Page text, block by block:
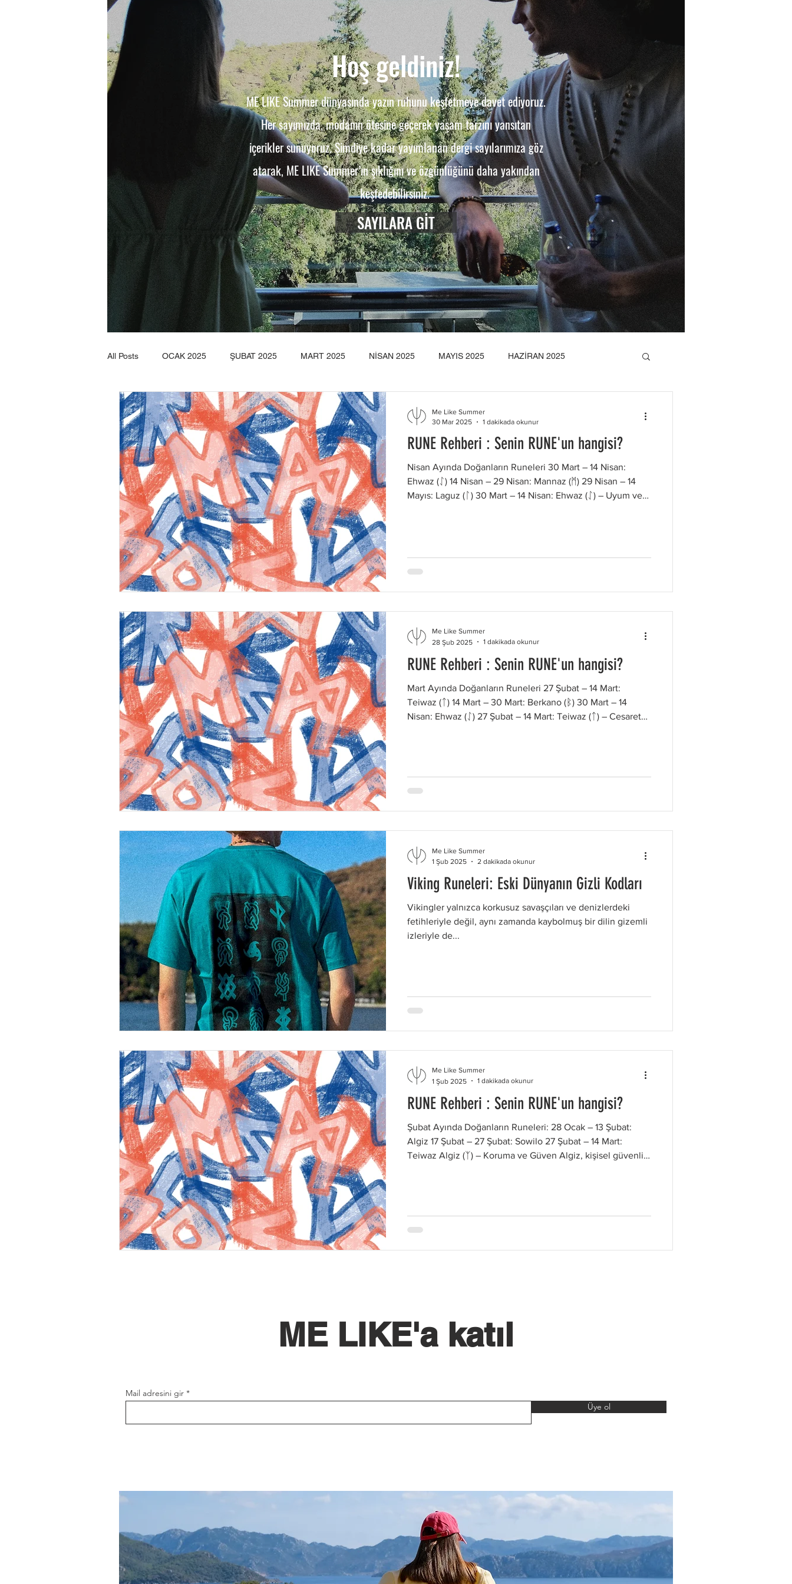
Hoş geldiniz!
ME LIKE Summer dünyasında yazın ruhunu keşfetmeye davet ediyoruz.
Her sayımızda, modanın ötesine geçerek yaşam tarzını yansıtan
içerikler sunuyoruz. Şimdiye kadar yayımlanan dergi sayılarımıza göz
atarak, ME LIKE Summer’ın şıklığını ve özgünlüğünü daha yakından
keşfedebilirsiniz.
SAYILARA GİT
All Posts OCAK 2025 ŞUBAT 2025 MART 2025 NİSAN 2025 MAYIS 2025 HAZİRAN 2025
TEMMUZ 2025 AĞUSTOS 2025 EYLÜL 2025 EKİM 2025
OCAK 2026 ŞUBAT 2026 MART 2026 RUNE Rehberi : Senin RUNE'un hangisi?
Nisan Ayında Doğanların Runeleri 30 Mart – 14 Nisan:
Ehwaz (ᛇ) 14 Nisan – 29 Nisan: Mannaz (ᛗ) 29 Nisan – 14
Mayıs: Laguz (ᛚ) 30 Mart – 14 Nisan: Ehwaz (ᛇ) – Uyum ve
Me Like Summer
30 Mar 2025
1 dakikada okunur
RUNE Rehberi : Senin RUNE'un hangisi?
Mart Ayında Doğanların Runeleri 27 Şubat – 14 Mart:
Teiwaz (ᛏ) 14 Mart – 30 Mart: Berkano (ᛒ) 30 Mart – 14
Nisan: Ehwaz (ᛇ) 27 Şubat – 14 Mart: Teiwaz (ᛏ) – Cesaret
yeniden doğuş ve büyümeyi temsil eder. Bu rune, değişim
Me Like Summer
28 Şub 2025
1 dakikada okunur
Viking Runeleri: Eski Dünyanın Gizli Kodları
Vikingler yalnızca korkusuz savaşçıları ve denizlerdeki
fetihleriyle değil, aynı zamanda kaybolmuş bir dilin gizemli
izleriyle de...
Me Like Summer
1 Şub 2025
2 dakikada okunur
RUNE Rehberi : Senin RUNE'un hangisi?
Şubat Ayında Doğanların Runeleri: 28 Ocak – 13 Şubat:
Algiz 17 Şubat – 27 Şubat: Sowilo 27 Şubat – 14 Mart:
Teiwaz Algiz (ᛉ) – Koruma ve Güven Algiz, kişisel güvenliği
doğumlular, bu rune ile içsel güçlerini keşfeder ve
Me Like Summer
1 Şub 2025
1 dakikada okunur
ME LIKE'a katıl
Mail adresini gir
Üye ol